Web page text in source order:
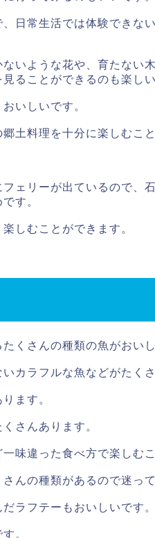
日常生活では体験できな
いような花や、育たない
ることができるのも楽しい
いしいです。
土料理を十分に楽しむこ
ェリーが出ているので、
す。
しむことができます。
くさんの種類の魚がおいし
カラフルな魚などがたくさ
ます。
さんあります。
味違った食べ方で楽しむ
んの種類があるので迷っ
ラフテーもおいしいです。
。